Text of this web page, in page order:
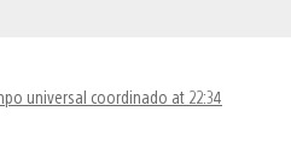
universal coordinado at 22:34